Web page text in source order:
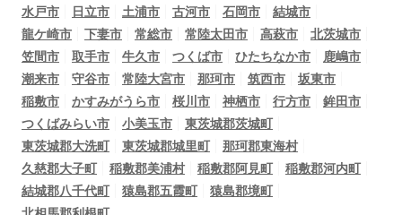
水戸市 日立市 土浦市 古河市 石岡市
結城市
龍ケ崎市
下妻市 常総市 常陸太田市 高萩市
北茨城市
笠間市
取手市 牛久市 つくば市 ひたちなか市
鹿嶋市
潮来市
守谷市 常陸大宮市 那珂市 筑西市
坂東市
稲敷市
かすみがうら市 桜川市 神栖市 行方市
鉾田市
つくばみらい市
小美玉市
東茨城郡茨城町
東茨城郡大洗町
東茨城郡城里町
那珂郡東海村
久慈郡大子町
稲敷郡美浦村 稲敷郡阿見町
稲敷郡河内町
結城郡八千代町
猿島郡五霞町
猿島郡境町